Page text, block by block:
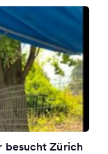
besucht Zürich